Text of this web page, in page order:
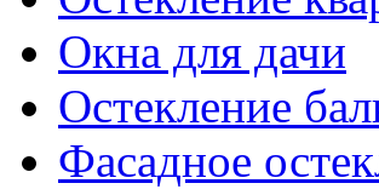
Окна для дачи
Остекление
Фасадное